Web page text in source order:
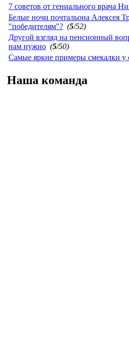
7 советов от гениального врача
Белые ночи почтальона Алексея
"победителям"? (5/52)
Другой взгляд на пенсионный
нам нужно (5/50)
Самые яркие примеры смекалки у
Наша команда